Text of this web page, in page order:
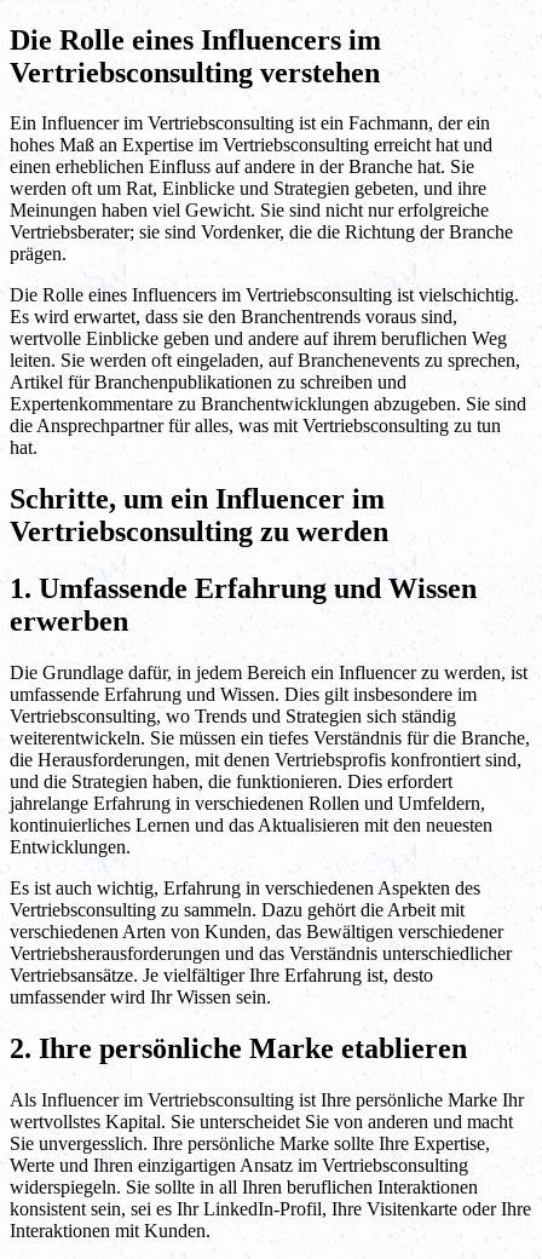
Die Rolle eines Influencers im
Vertriebsconsulting verstehen
Ein Influencer im Vertriebsconsulting ist ein Fachmann, der ein
hohes Maß an Expertise im Vertriebsconsulting erreicht hat und
einen erheblichen Einfluss auf andere in der Branche hat. Sie
werden oft um Rat, Einblicke und Strategien gebeten, und ihre
Meinungen haben viel Gewicht. Sie sind nicht nur erfolgreiche
Vertriebsberater; sie sind Vordenker, die die Richtung der Branche
prägen.
Die Rolle eines Influencers im Vertriebsconsulting ist vielschichtig.
Es wird erwartet, dass sie den Branchentrends voraus sind,
wertvolle Einblicke geben und andere auf ihrem beruflichen Weg
leiten. Sie werden oft eingeladen, auf Branchenevents zu sprechen,
Artikel für Branchenpublikationen zu schreiben und
Expertenkommentare zu Branchentwicklungen abzugeben. Sie sind
die Ansprechpartner für alles, was mit Vertriebsconsulting zu tun
hat.
Schritte, um ein Influencer im
Vertriebsconsulting zu werden
1. Umfassende Erfahrung und Wissen
erwerben
Die Grundlage dafür, in jedem Bereich ein Influencer zu werden, ist
umfassende Erfahrung und Wissen. Dies gilt insbesondere im
Vertriebsconsulting, wo Trends und Strategien sich ständig
weiterentwickeln. Sie müssen ein tiefes Verständnis für die Branche,
die Herausforderungen, mit denen Vertriebsprofis konfrontiert sind,
und die Strategien haben, die funktionieren. Dies erfordert
jahrelange Erfahrung in verschiedenen Rollen und Umfeldern,
kontinuierliches Lernen und das Aktualisieren mit den neuesten
Entwicklungen.
Es ist auch wichtig, Erfahrung in verschiedenen Aspekten des
Vertriebsconsulting zu sammeln. Dazu gehört die Arbeit mit
verschiedenen Arten von Kunden, das Bewältigen verschiedener
Vertriebsherausforderungen und das Verständnis unterschiedlicher
Vertriebsansätze. Je vielfältiger Ihre Erfahrung ist, desto
umfassender wird Ihr Wissen sein.
2. Ihre persönliche Marke etablieren
Als Influencer im Vertriebsconsulting ist Ihre persönliche Marke Ihr
wertvollstes Kapital. Sie unterscheidet Sie von anderen und macht
Sie unvergesslich. Ihre persönliche Marke sollte Ihre Expertise,
Werte und Ihren einzigartigen Ansatz im Vertriebsconsulting
widerspiegeln. Sie sollte in all Ihren beruflichen Interaktionen
konsistent sein, sei es Ihr LinkedIn-Profil, Ihre Visitenkarte oder Ihre
Interaktionen mit Kunden.